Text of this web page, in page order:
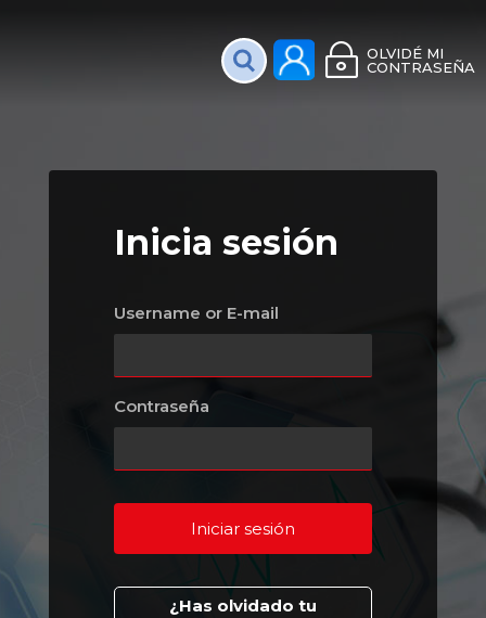
PlataformaOLVIDÉ MI
CONTRASEÑA
Inicia sesión
Username or E-mail
Contraseña
¿Has olvidado tu